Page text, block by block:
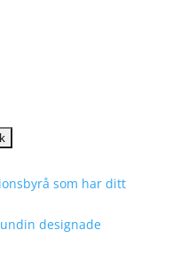
som har ditt
designade